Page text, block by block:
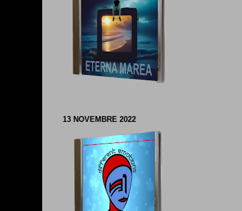
13 NOVEMBRE 2022